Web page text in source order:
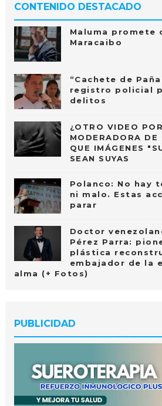
CONTENIDO DESTACADO
Maluma promete
Maracaibo
“Cachete de
registro policial
delitos
¿OTRO VIDEO
MODERADORA DE
QUE IMÁGENES
SEAN SUYAS
Polanco: No hay
ni malo. Estas
parar
Doctor
Pérez Parra:
plástica
embajador de la
alma (+ Fotos)
PUBLICIDAD